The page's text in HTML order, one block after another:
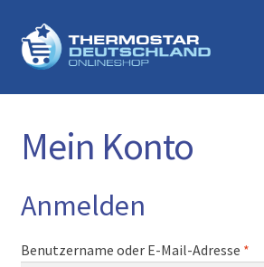
Zur
Navigation
Zum
Inhalt
Startseite
Zubehör
Mein Konto
Anmelden
Benutzername oder E-Mail-Adresse *